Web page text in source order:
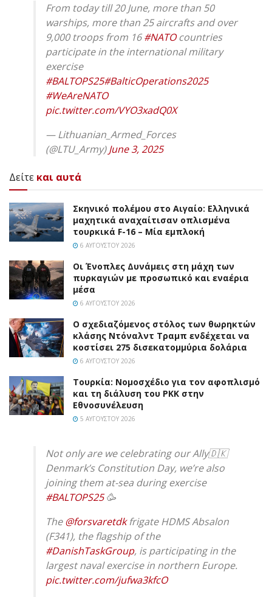
From today till 20 June, more than 50
warships, more than 25 aircrafts and over
9,000 troops from 16#NATOcountries
participate in the international military
exercise
#BALTOPS25#BalticOperations2025
#WeAreNATO
pic.twitter.com/VYO3xadQ0X
— Lithuanian_Armed_Forces
(@LTU_Army)June 3, 2025
Δείτε και αυτά
Σκηνικό πολέμου στο Αιγαίο: Ελληνικά
μαχητικά αναχαίτισαν οπλισμένα
τουρκικά F-16 – Μία εμπλοκή
6 ΑΥΓΟΎΣΤΟΥ 2026
Οι Ένοπλες Δυνάμεις στη μάχη των
πυρκαγιών με προσωπικό και εναέρια
μέσα
6 ΑΥΓΟΎΣΤΟΥ 2026
Ο σχεδιαζόμενος στόλος των θωρηκτών
κλάσης Ντόναλντ Τραμπ ενδέχεται να
κοστίσει 275 δισεκατομμύρια δολάρια
6 ΑΥΓΟΎΣΤΟΥ 2026
Τουρκία: Νομοσχέδιο για τον αφοπλισμό
και τη διάλυση του PKK στην
Εθνοσυνέλευση
5 ΑΥΓΟΎΣΤΟΥ 2026
Not only are we celebrating our Ally🇩🇰
Denmark’s Constitution Day, we’re also
joining them at-sea during exercise
#BALTOPS25🥳
The@forsvaretdkfrigate HDMS Absalon
(F341), the flagship of the
#DanishTaskGroup, is participating in the
largest naval exercise in northern Europe.
pic.twitter.com/jufwa3kfcO